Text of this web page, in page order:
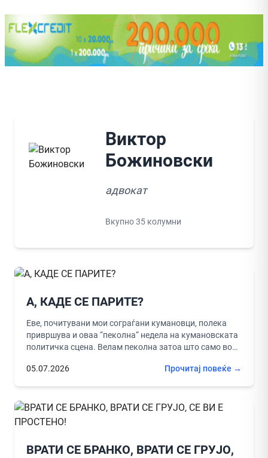
Виктор
Божиновски
адвокат
Вкупно 35 колумни
А, КАДЕ СЕ ПАРИТЕ?
Еве, почитувани мои сограѓани кумановци, полека
привршува и оваа “пеколна“ недела на кумановската
политичка сцена. Велам пеколна затоа што само во
05.07.2026
Прочитај повеќе →
ВРАТИ СЕ БРАНКО, ВРАТИ СЕ ГРУЈО,